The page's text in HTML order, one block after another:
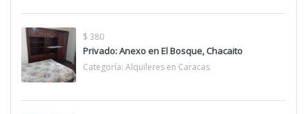
$ 380
Privado: Anexo en El Bosque, Chacaito
Categoría: Alquileres en Caracas